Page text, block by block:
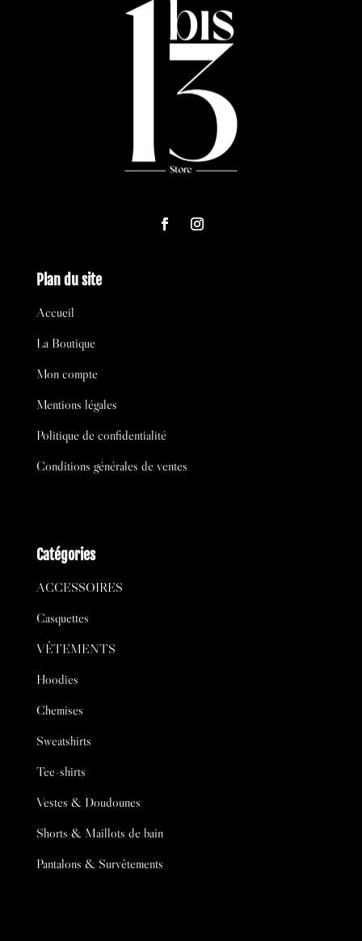
Plan du site
Accueil
La Boutique
Mon compte
Mentions légales
Politique de confidentialité
Conditions générales de ventes
Catégories
ACCESSOIRES
Casquettes
VÊTEMENTS
Hoodies
Chemises
Sweatshirts
Tee-shirts
Vestes & Doudounes
Shorts & Maillots de bain
Pantalons & Survêtements